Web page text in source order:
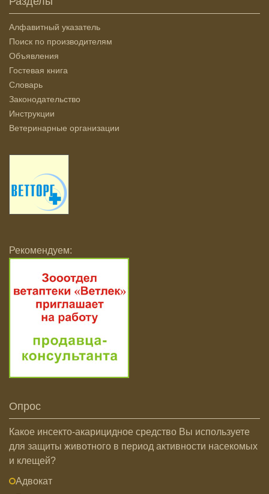
Алфавитный указатель
Поиск по производителям
Объявления
Гостевая книга
Словарь
Законодательство
Инструкции
Ветеринарные организации
Рекомендуем:
Опрос
Какое инсекто-акарицидное средство Вы используете
для защиты животного в период активности насекомых
и клещей?
Адвокат